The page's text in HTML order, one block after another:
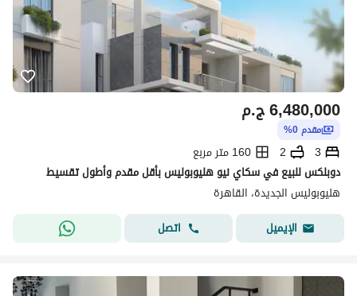
ج.م6,480,000
مقدم 0%
3
2
160 متر مربع
دوبلكس للبيع في سكاي نيو هليوبوليس بأقل مقدم وأطول تقسيط
هليوبوليس الجديدة، القاهرة
الإيميل
اتصل